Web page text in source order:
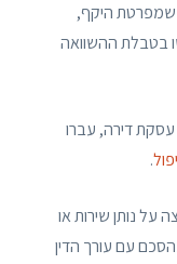
היקף,
בטבלת ההשוואה
עסקת דירה, עברו
.
על נותן שירות או
עם עורך הדין